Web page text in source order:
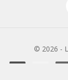
© 2026 -